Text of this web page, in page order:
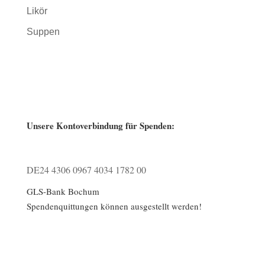
Likör
Suppen
Unsere Kontoverbindung für Spenden:
DE24 4306 0967 4034 1782 00
GLS-Bank Bochum
Spendenquittungen können ausgestellt werden!